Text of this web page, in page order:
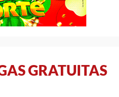
GRATUITAS